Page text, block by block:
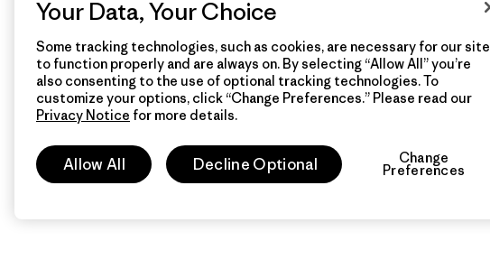
Your Data, Your Choice
Some tracking technologies, such as cookies, are necessary for our site
to function properly and are always on. By selecting “Allow All” you’re
also consenting to the use of optional tracking technologies. To
customize your options, click “Change Preferences.” Please read our
Privacy Notice for more details.
Allow All Decline Optional Change
Preferences